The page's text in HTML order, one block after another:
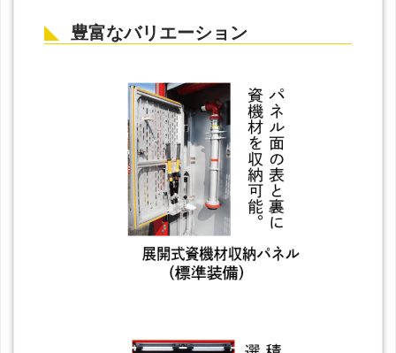
豊富なバリエーション